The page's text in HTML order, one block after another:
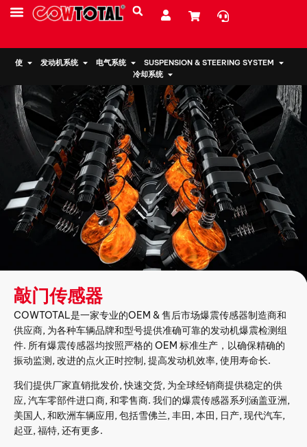
使 发动机系统 电气系统
SUSPENSION & STEERING SYSTEM
冷却系统
敲门传感器
COWTOTAL是一家专业的OEM & 售后市场爆震传感器制造商和
供应商, 为各种车辆品牌和型号提供准确可靠的发动机爆震检测组
件. 所有爆震传感器均按照严格的 OEM 标准生产，以确保精确的
振动监测, 改进的点火正时控制, 提高发动机效率, 使用寿命长.
我们提供厂家直销批发价, 快速交货, 为全球经销商提供稳定的供
应, 汽车零部件进口商, 和零售商. 我们的爆震传感器系列涵盖亚洲,
美国人, 和欧洲车辆应用, 包括雪佛兰, 丰田, 本田, 日产, 现代汽车,
起亚, 福特, 还有更多.